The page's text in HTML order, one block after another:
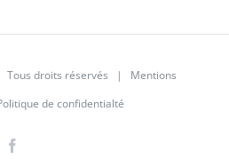
Tous droits réservés | Mentions
de confidentialté